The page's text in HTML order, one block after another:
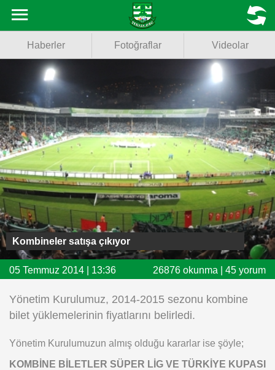
Fotoğraflar
Videolar
Basketbol
Voleybol
Puan Durumu
Fikstür
Facebook
Twitter
Instagram
iOS
MENU
Haberler Fotoğraflar Videolar
Kombineler satışa çıkıyor
05 Temmuz 2014 | 13:36 26876 okunma | 45 yorum
Yönetim Kurulumuz, 2014-2015 sezonu kombine
bilet yüklemelerinin fiyatlarını belirledi.
Yönetim Kurulumuzun almış olduğu kararlar ise şöyle;
KOMBİNE BİLETLER SÜPER LİG VE TÜRKİYE KUPASI